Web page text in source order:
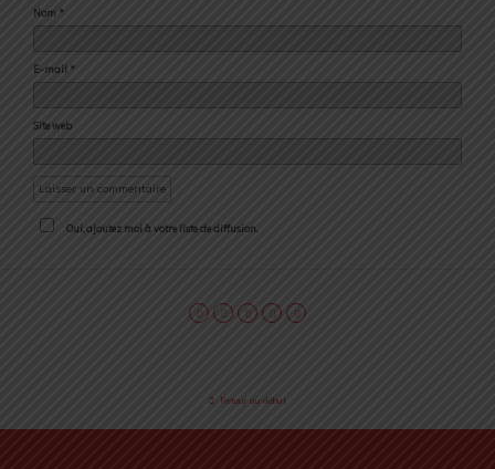
Nom *
E-mail *
Site web
Oui, ajoutez moi à votre liste de diffusion.
Retour au début